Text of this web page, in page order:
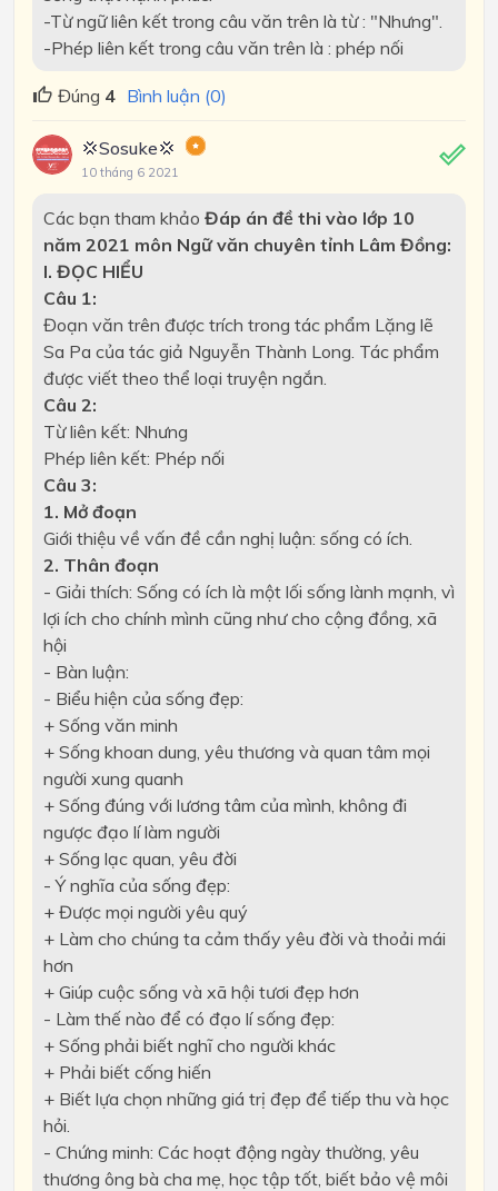
-Từ ngữ liên kết trong câu văn trên là từ : "Nhưng".
-Phép liên kết trong câu văn trên là : phép nối
Đúng 4 Bình luận (0)
💢Sosuke💢
10 tháng 6 2021
Các bạn tham khảo Đáp án đề thi vào lớp 10
năm 2021 môn Ngữ văn chuyên tỉnh Lâm Đồng:
I. ĐỌC HIỂU
Câu 1:
Đoạn văn trên được trích trong tác phẩm Lặng lẽ
Sa Pa của tác giả Nguyễn Thành Long. Tác phẩm
được viết theo thể loại truyện ngắn.
Câu 2:
Từ liên kết: Nhưng
Phép liên kết: Phép nối
Câu 3:
1. Mở đoạn
Giới thiệu về vấn đề cần nghị luận: sống có ích.
2. Thân đoạn
- Giải thích: Sống có ích là một lối sống lành mạnh, vì
lợi ích cho chính mình cũng như cho cộng đồng, xã
hội
- Bàn luận:
- Biểu hiện của sống đẹp:
+ Sống văn minh
+ Sống khoan dung, yêu thương và quan tâm mọi
người xung quanh
+ Sống đúng với lương tâm của mình, không đi
ngược đạo lí làm người
+ Sống lạc quan, yêu đời
- Ý nghĩa của sống đẹp:
+ Được mọi người yêu quý
+ Làm cho chúng ta cảm thấy yêu đời và thoải mái
hơn
+ Giúp cuộc sống và xã hội tươi đẹp hơn
- Làm thế nào để có đạo lí sống đẹp:
+ Sống phải biết nghĩ cho người khác
+ Phải biết cống hiến
+ Biết lựa chọn những giá trị đẹp để tiếp thu và học
hỏi.
- Chứng minh: Các hoạt động ngày thường, yêu
thương ông bà cha mẹ, học tập tốt, biết bảo vệ môi